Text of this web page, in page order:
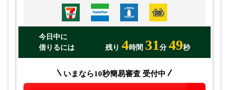
今日中に
借りるには
残り 4時間 31分 48秒
いまなら10秒簡易審査 受付中